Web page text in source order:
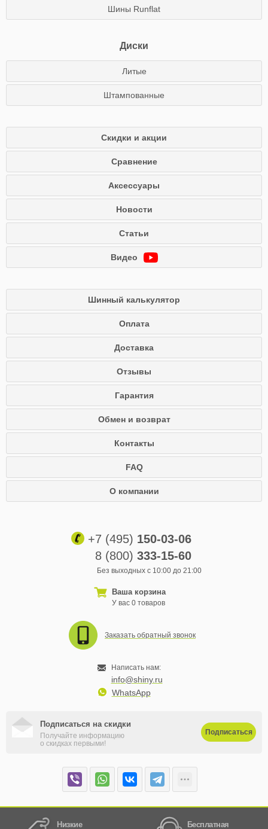
Шины Runflat
Диски
Литые
Штампованные
Скидки и акции
Сравнение
Аксессуары
Новости
Статьи
Видео
Шинный калькулятор
Оплата
Доставка
Отзывы
Гарантия
Обмен и возврат
Контакты
FAQ
О компании
+7 (495) 150-03-06
8 (800) 333-15-60
Без выходных с 10:00 до 21:00
Ваша корзина
У вас 0 товаров
Заказать обратный звонок
Написать нам:
info@shiny.ru
WhatsApp
Подписаться на скидки
Получайте информацию
о скидках первыми!
Подписаться
Низкие Бесплатная